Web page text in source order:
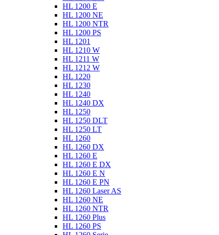
HL 1200 E
HL 1200 NE
HL 1200 NTR
HL 1200 PS
HL 1201
HL 1210 W
HL 1211 W
HL 1212 W
HL 1220
HL 1230
HL 1240
HL 1240 DX
HL 1250
HL 1250 DLT
HL 1250 LT
HL 1260
HL 1260 DX
HL 1260 E
HL 1260 E DX
HL 1260 E N
HL 1260 E PN
HL 1260 Laser AS
HL 1260 NE
HL 1260 NTR
HL 1260 Plus
HL 1260 PS